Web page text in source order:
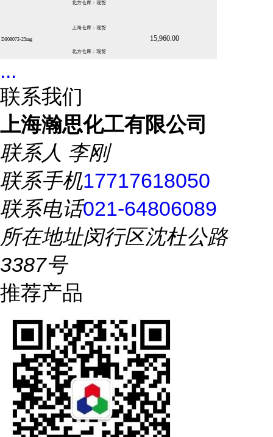
北方仓库：现货
D808073-25mg
上海仓库：现货
北方仓库：现货
15,960.00
...
联系我们
上海瀚思化工有限公司
联系人 李刚
联系手机17717618050
联系电话021-64806089
所在地址闵行区沈杜公路
3387号
推荐产品